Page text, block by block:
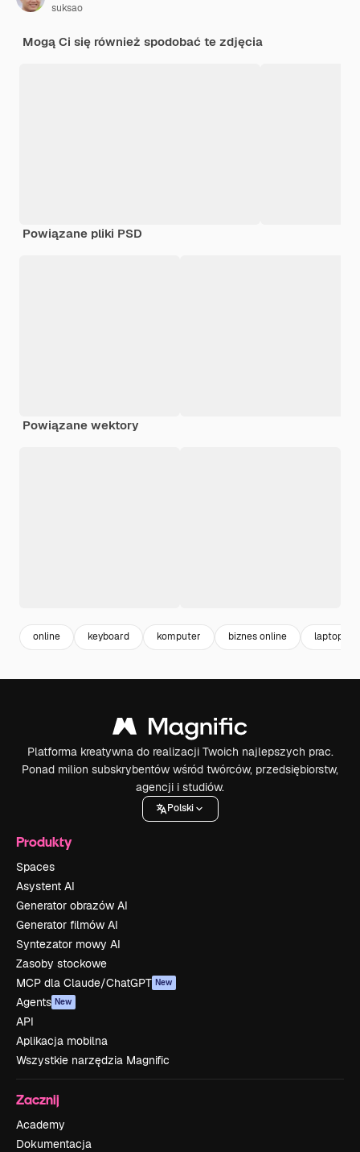
suksao
Mogą Ci się również spodobać te zdjęcia
Powiązane pliki PSD
Powiązane wektory
online keyboard komputer biznes online laptop
Platforma kreatywna do realizacji Twoich najlepszych prac.
Ponad milion subskrybentów wśród twórców, przedsiębiorstw,
agencji i studiów.
Polski
Produkty
Spaces
Asystent AI
Generator obrazów AI
Generator filmów AI
Syntezator mowy AI
Zasoby stockowe
MCP dla Claude/ChatGPT New
Agents New
API
Aplikacja mobilna
Wszystkie narzędzia Magnific
Zacznij
Academy
Dokumentacja